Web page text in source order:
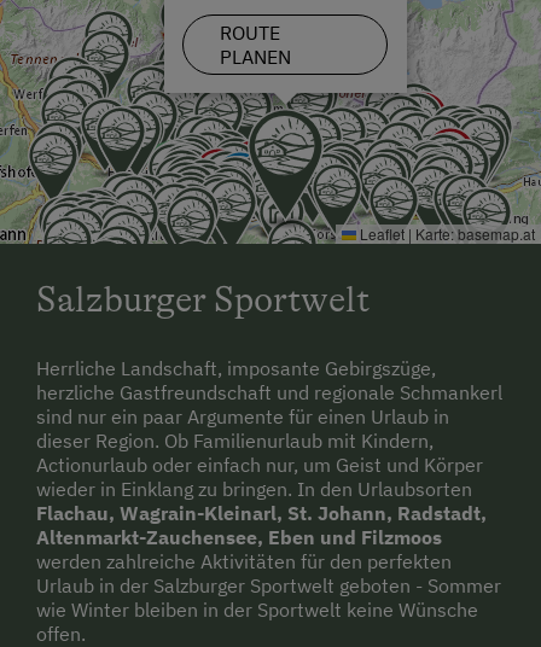
Minigolf
Nachtclub
Nordic Walking
Radwege
Reiten
Schneeschuhwanderung
Skifahren
Skilehrer
Skilift
Sommerrodelbahn
Wandern
Wanderreiten
Wintersport
ROUTE
PLANEN
Leaflet | Karte:basemap.at
Salzburger Sportwelt
Herrliche Landschaft, imposante Gebirgszüge,
herzliche Gastfreundschaft und regionale Schmankerl
sind nur ein paar Argumente für einen Urlaub in
dieser Region. Ob Familienurlaub mit Kindern,
Actionurlaub oder einfach nur, um Geist und Körper
wieder in Einklang zu bringen. In den Urlaubsorten
Flachau, Wagrain-Kleinarl, St. Johann, Radstadt,
Altenmarkt-Zauchensee, Eben und Filzmoos
werden zahlreiche Aktivitäten für den perfekten
Urlaub in der Salzburger Sportwelt geboten - Sommer
wie Winter bleiben in der Sportwelt keine Wünsche
offen.